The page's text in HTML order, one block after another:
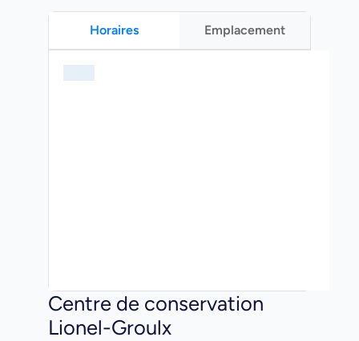
Horaires Emplacement
Centre de conservation
Lionel-Groulx